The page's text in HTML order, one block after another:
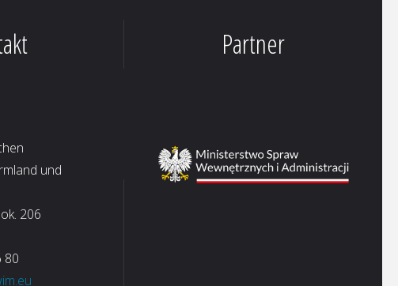
Partner
und
206
80